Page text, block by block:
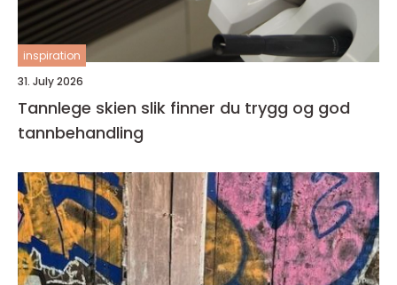
inspiration
31. July 2026
Tannlege skien slik finner du trygg og god
tannbehandling